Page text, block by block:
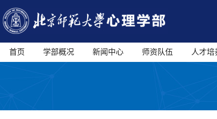
首页 学部概况 新闻中心 师资队伍 人才培